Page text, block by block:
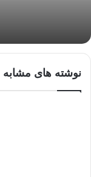
نوشته های مشابه